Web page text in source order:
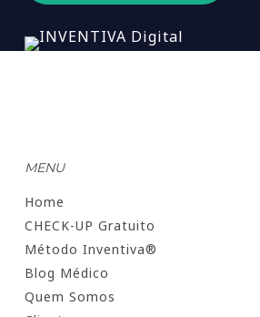
MENU
Home
CHECK-UP Gratuito
Método Inventiva®
Blog Médico
Quem Somos